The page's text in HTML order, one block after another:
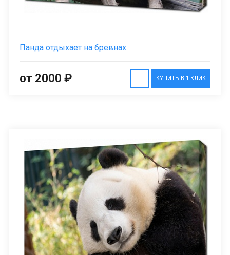
Панда отдыхает на бревнах
КУПИТЬ В 1 КЛИК
от 2000 ₽